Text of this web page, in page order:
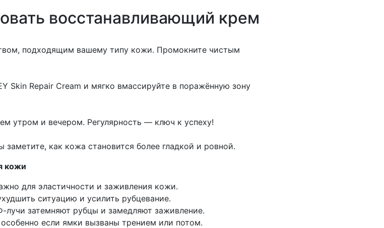
восстанавливающий крем
подходящим вашему типу кожи. Промокните чистым
Skin Repair Cream и мягко вмассируйте в поражённую зону
утром и вечером. Регулярность — ключ к успеху!
заметите, как кожа становится более гладкой и ровной.
кожи
для эластичности и заживления кожи.
ситуацию и усилить рубцевание.
затемняют рубцы и замедляют заживление.
если ямки вызваны трением или потом.